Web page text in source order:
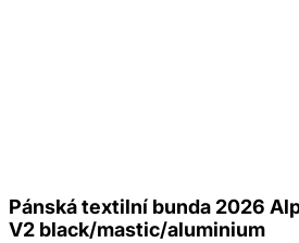
Pánská textilní bunda 2026
V2 black/mastic/aluminium